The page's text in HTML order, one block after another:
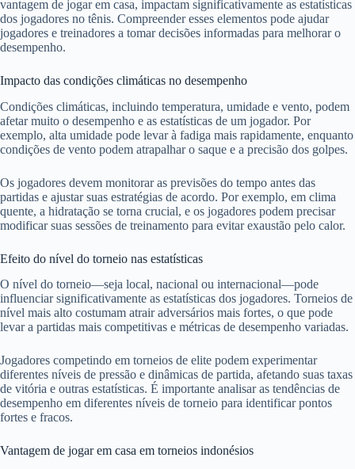
vantagem de jogar em casa, impactam significativamente as estatísticas
dos jogadores no tênis. Compreender esses elementos pode ajudar
jogadores e treinadores a tomar decisões informadas para melhorar o
desempenho.
Impacto das condições climáticas no desempenho
Condições climáticas, incluindo temperatura, umidade e vento, podem
afetar muito o desempenho e as estatísticas de um jogador. Por
exemplo, alta umidade pode levar à fadiga mais rapidamente, enquanto
condições de vento podem atrapalhar o saque e a precisão dos golpes.
Os jogadores devem monitorar as previsões do tempo antes das
partidas e ajustar suas estratégias de acordo. Por exemplo, em clima
quente, a hidratação se torna crucial, e os jogadores podem precisar
modificar suas sessões de treinamento para evitar exaustão pelo calor.
Efeito do nível do torneio nas estatísticas
O nível do torneio—seja local, nacional ou internacional—pode
influenciar significativamente as estatísticas dos jogadores. Torneios de
nível mais alto costumam atrair adversários mais fortes, o que pode
levar a partidas mais competitivas e métricas de desempenho variadas.
Jogadores competindo em torneios de elite podem experimentar
diferentes níveis de pressão e dinâmicas de partida, afetando suas taxas
de vitória e outras estatísticas. É importante analisar as tendências de
desempenho em diferentes níveis de torneio para identificar pontos
fortes e fracos.
Vantagem de jogar em casa em torneios indonésios